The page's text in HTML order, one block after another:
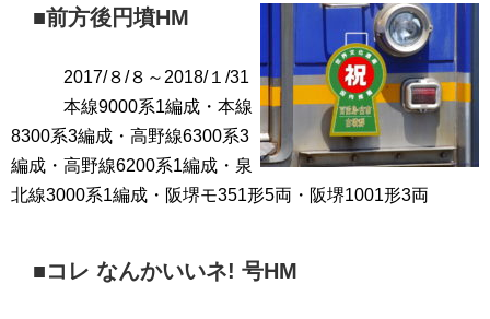
■前方後円墳HM
2017/８/８～2018/１/31
本線9000系1編成・ 本線
8300系3編成・ 高野線6300系3
編成・ 高野線6200系1編成・ 泉
北線3000系1編成・ 阪堺モ351形5両・ 阪堺1001形3両
■コレ なんかいいネ! 号HM